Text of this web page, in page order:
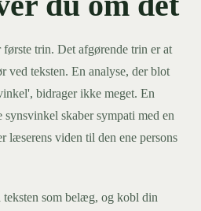
trin. Det afgørende trin er at
ved teksten. En analyse, der blot
bidrager ikke meget. En
skaber sympati med en
læserens viden til den ene persons
som belæg, og kobl din